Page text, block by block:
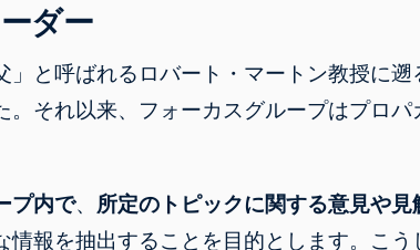
ダー
」と呼ばれる ロバート・マートン教授に遡
それ以来、フォーカスグループはプロ
プ内で、 所定のトピックに関する意見や
報を抽出することを目的とします。 こう